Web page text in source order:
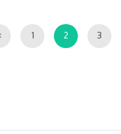
Previous1 2 3